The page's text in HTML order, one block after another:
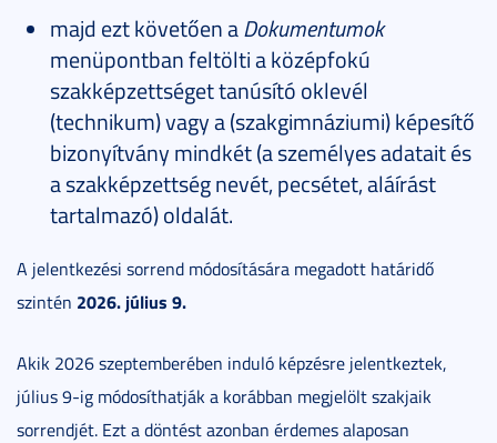
majd ezt követően a Dokumentumok
menüpontban feltölti a középfokú
szakképzettséget tanúsító oklevél
(technikum) vagy a (szakgimnáziumi) képesítő
bizonyítvány mindkét (a személyes adatait és
a szakképzettség nevét, pecsétet, aláírást
tartalmazó) oldalát.
A jelentkezési sorrend módosítására megadott határidő
szintén 2026. július 9.
Akik 2026 szeptemberében induló képzésre jelentkeztek,
július 9-ig módosíthatják a korábban megjelölt szakjaik
sorrendjét. Ezt a döntést azonban érdemes alaposan